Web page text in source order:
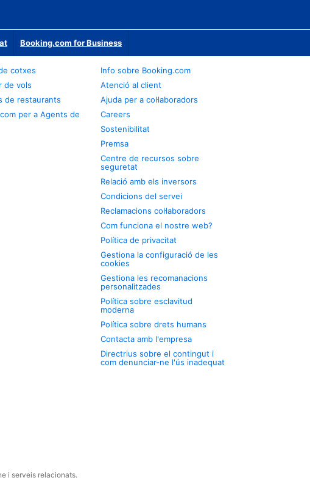
Booking.com for Business
cotxes
de vols
de restaurants
per a Agents de
Info sobre Booking.com
Atenció al client
Ajuda per a col·laboradors
Careers
Sostenibilitat
Premsa
Centre de recursos sobre
seguretat
Relació amb els inversors
Condicions del servei
Reclamacions col·laboradors
Com funciona el nostre web?
Política de privacitat
Gestiona la configuració de les
cookies
Gestiona les recomanacions
personalitzades
Política sobre esclavitud
moderna
Política sobre drets humans
Contacta amb l'empresa
Directrius sobre el contingut i
com denunciar-ne l'ús inadequat
i serveis relacionats.